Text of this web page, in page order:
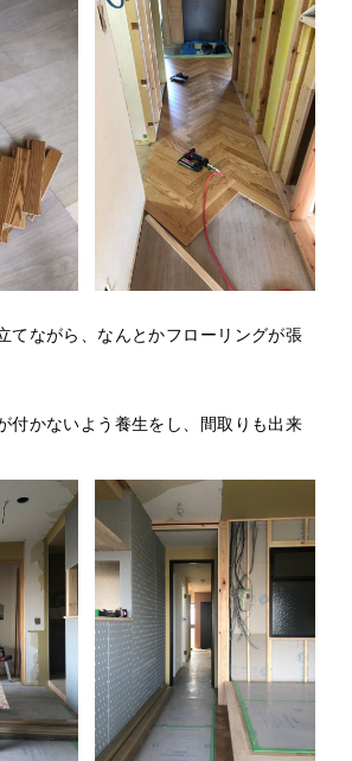
てながら、なんとかフローリングが張
付かないよう養生をし、間取りも出来